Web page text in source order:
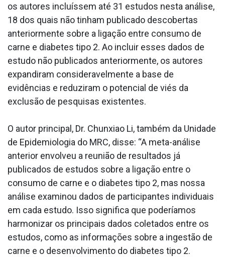
os autores incluíssem até 31 estudos nesta análise,
18 dos quais não tinham publicado descobertas
anteriormente sobre a ligação entre consumo de
carne e diabetes tipo 2. Ao incluir esses dados de
estudo não publicados anteriormente, os autores
expandiram consideravelmente a base de
evidências e reduziram o potencial de viés da
exclusão de pesquisas existentes.
O autor principal, Dr. Chunxiao Li, também da Unidade
de Epidemiologia do MRC, disse: “A meta-análise
anterior envolveu a reunião de resultados já
publicados de estudos sobre a ligação entre o
consumo de carne e o diabetes tipo 2, mas nossa
análise examinou dados de participantes individuais
em cada estudo. Isso significa que poderíamos
harmonizar os principais dados coletados entre os
estudos, como as informações sobre a ingestão de
carne e o desenvolvimento do diabetes tipo 2.